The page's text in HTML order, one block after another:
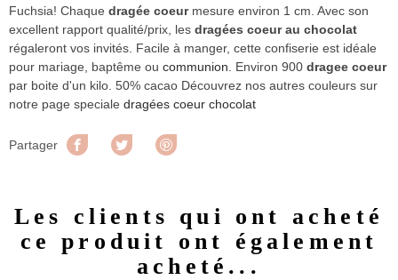
Fuchsia! Chaque dragée coeurmesure environ 1 cm. Avec son
excellent rapport qualité/prix, les dragées coeur au chocolat
régaleront vos invités. Facile à manger, cette confiserie est idéale
pour mariage, baptême ou communion . Environ 900 dragee coeur
par boite d'un kilo. 50% cacao Découvrez nos autres couleurs sur
notre page speciale dragées coeur chocolat
Partager Partager Tweet
Les clients qui ont acheté
ce produit ont également
acheté...